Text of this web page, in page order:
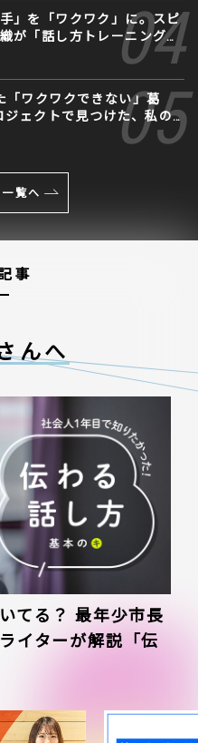
」を「ワクワク」に。スピ
が「話し方トレーニング」
「ワクワクできない」葛
ジェクトで見つけた、私の
覧へ
事
んへ
てる？ 最年少市長
イターが解説「伝